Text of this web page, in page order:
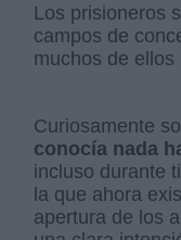
Los prisioneros
campos de
muchos de ellos
Curiosamente
conocía nada
incluso durante
la que ahora
apertura de los